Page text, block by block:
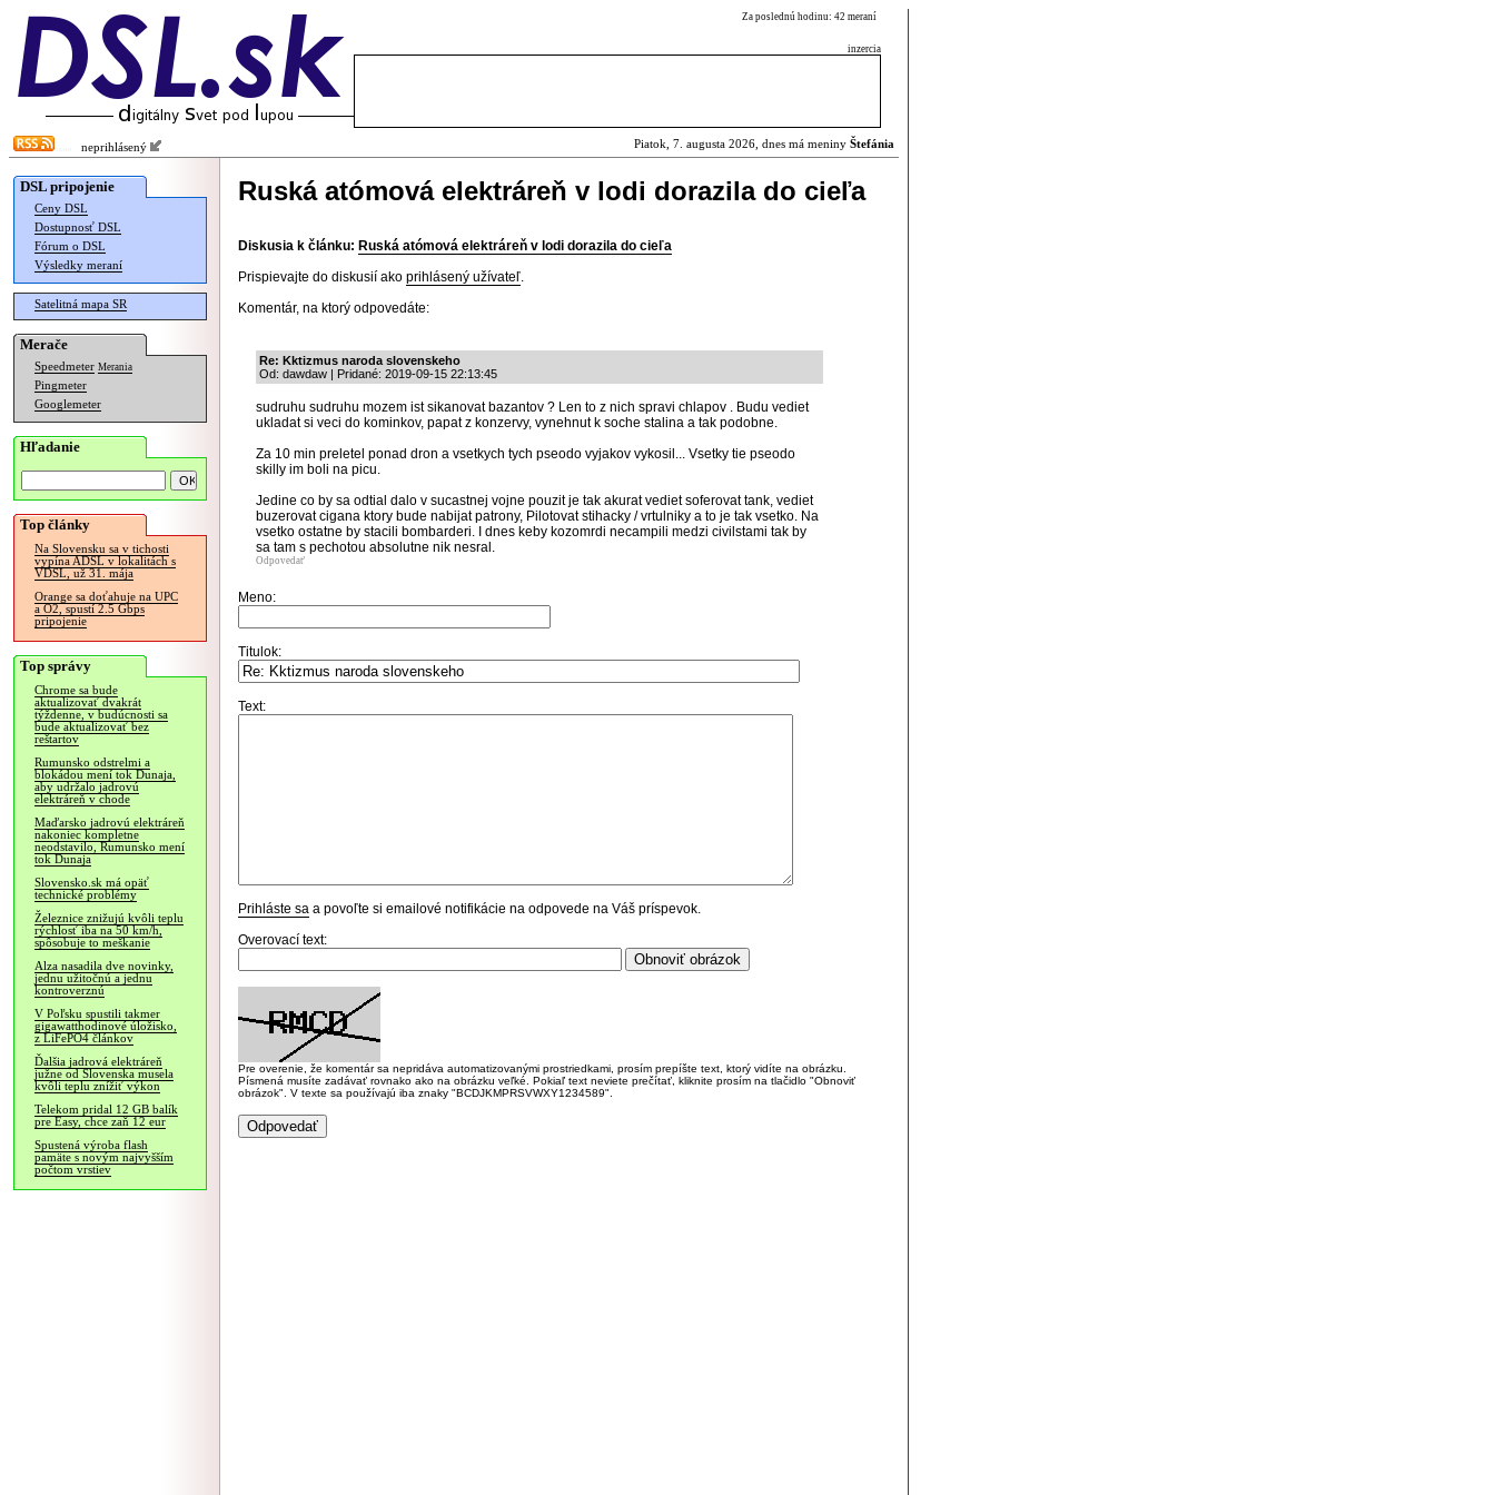
Za poslednú hodinu: 42 meraní
inzercia
neprihlásený Piatok, 7. augusta 2026, dnes má meniny Štefánia
DSL pripojenie
Ceny DSL
Dostupnosť DSL
Fórum o DSL
Výsledky meraní
Satelitná mapa SR
Merače
Speedmeter Merania
Pingmeter
Googlemeter
Hľadanie
Top články
Na Slovensku sa v tichosti
vypína ADSL v lokalitách s
VDSL, už 31. mája
Orange sa doťahuje na UPC
a O2, spustí 2.5 Gbps
pripojenie
Top správy
Chrome sa bude
aktualizovať dvakrát
týždenne, v budúcnosti sa
bude aktualizovať bez
reštartov
Rumunsko odstrelmi a
blokádou mení tok Dunaja,
aby udržalo jadrovú
elektráreň v chode
Maďarsko jadrovú elektráreň
nakoniec kompletne
neodstavilo, Rumunsko mení
tok Dunaja
Slovensko.sk má opäť
technické problémy
Železnice znižujú kvôli teplu
rýchlosť iba na 50 km/h,
spôsobuje to meškanie
Alza nasadila dve novinky,
jednu užitočnú a jednu
kontroverznú
V Poľsku spustili takmer
gigawatthodinové úložisko,
z LiFePO4 článkov
Ďalšia jadrová elektráreň
južne od Slovenska musela
kvôli teplu znížiť výkon
Telekom pridal 12 GB balík
pre Easy, chce zaň 12 eur
Spustená výroba flash
pamäte s novým najvyšším
počtom vrstiev
Ruská atómová elektráreň v lodi dorazila do cieľa
Diskusia k článku: Ruská atómová elektráreň v lodi dorazila do cieľa
Prispievajte do diskusií ako prihlásený užívateľ.
Komentár, na ktorý odpovedáte:
Re: Kktizmus naroda slovenskeho
Od: dawdaw | Pridané: 2019-09-15 22:13:45
sudruhu sudruhu mozem ist sikanovat bazantov ? Len to z nich spravi chlapov . Budu vediet
ukladat si veci do kominkov, papat z konzervy, vynehnut k soche stalina a tak podobne.
Za 10 min preletel ponad dron a vsetkych tych pseodo vyjakov vykosil... Vsetky tie pseodo
skilly im boli na picu.
Jedine co by sa odtial dalo v sucastnej vojne pouzit je tak akurat vediet soferovat tank, vediet
buzerovat cigana ktory bude nabijat patrony, Pilotovat stihacky / vrtulniky a to je tak vsetko. Na
vsetko ostatne by stacili bombarderi. I dnes keby kozomrdi necampili medzi civilstami tak by
sa tam s pechotou absolutne nik nesral.
Odpovedať
Meno:
Titulok:
Text:
Prihláste sa a povoľte si emailové notifikácie na odpovede na Váš príspevok.
Overovací text:
Pre overenie, že komentár sa nepridáva automatizovanými prostriedkami, prosím prepíšte text, ktorý vidíte na obrázku.
Písmená musíte zadávať rovnako ako na obrázku veľké. Pokiaľ text neviete prečítať, kliknite prosím na tlačidlo "Obnoviť
obrázok". V texte sa používajú iba znaky "BCDJKMPRSVWXY1234589".